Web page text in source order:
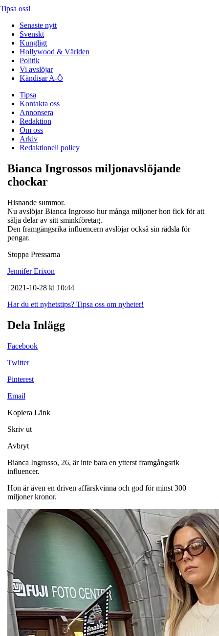
Tipsa oss!
Senaste nytt
Svenskt
Kungligt
Hollywood & Världen
Politik
Vi avslöjar
Kändisar A-Ö
Tipsa
Kontakta oss
Annonsera
Redaktion
Om oss
Arkiv
Redaktionell policy
Bianca Ingrossos miljonavslöjande
chockar
Hisnande summor.
Nu avslöjar Bianca Ingrosso hur många miljoner hon fick för att
sälja delar av sitt sminkföretag.
Den framgångsrika influencern avslöjar också sin rädsla för
pengar.
Stoppa Pressarna
Jennifer Erixon
| 2021-10-28 kl 10:44 |
Har du ett nyhetstips? Tipsa oss om nyheter!
Dela Inlägg
Facebook
Twitter
Pinterest
Email
Kopiera Länk
Skriv ut
Avbryt
Bianca Ingrosso, 26, är inte bara en ytterst framgångsrik
influencer.
Hon är även en driven affärskvinna och god för minst 300
miljoner kronor.